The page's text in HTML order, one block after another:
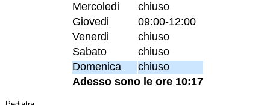
Mercoledi
chiuso
Giovedi
09:00-12:00
Venerdi
chiuso
Sabato
chiuso
Domenica
chiuso
Adesso sono le ore 10:17